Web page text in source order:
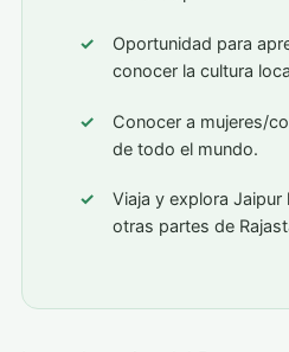
Oportunidad para
conocer la cultura
Conocer a mujeres/
de todo el mundo.
Viaja y explora
otras partes de